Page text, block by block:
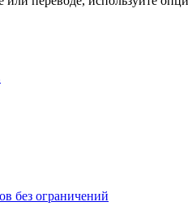
без ограничений